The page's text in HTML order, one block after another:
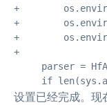
+
+
+
+
parser =
if
设置已经完成。现